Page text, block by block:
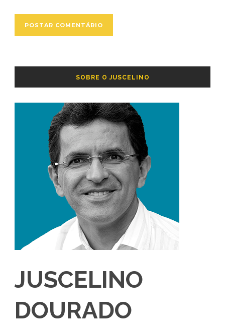
SOBRE O JUSCELINO
JUSCELINO
DOURADO